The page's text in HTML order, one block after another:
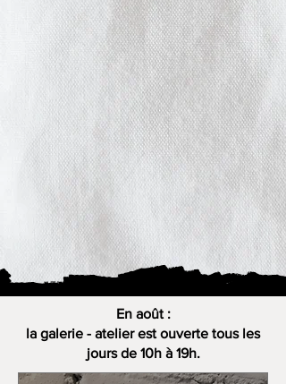
En août :
la galerie - atelier est ouverte tous les
jours de 10h à 19h.